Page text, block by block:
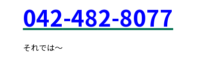
042-482-8077
それでは～府中市 調布市 三鷹市 世田谷区 稲城市 飛田給